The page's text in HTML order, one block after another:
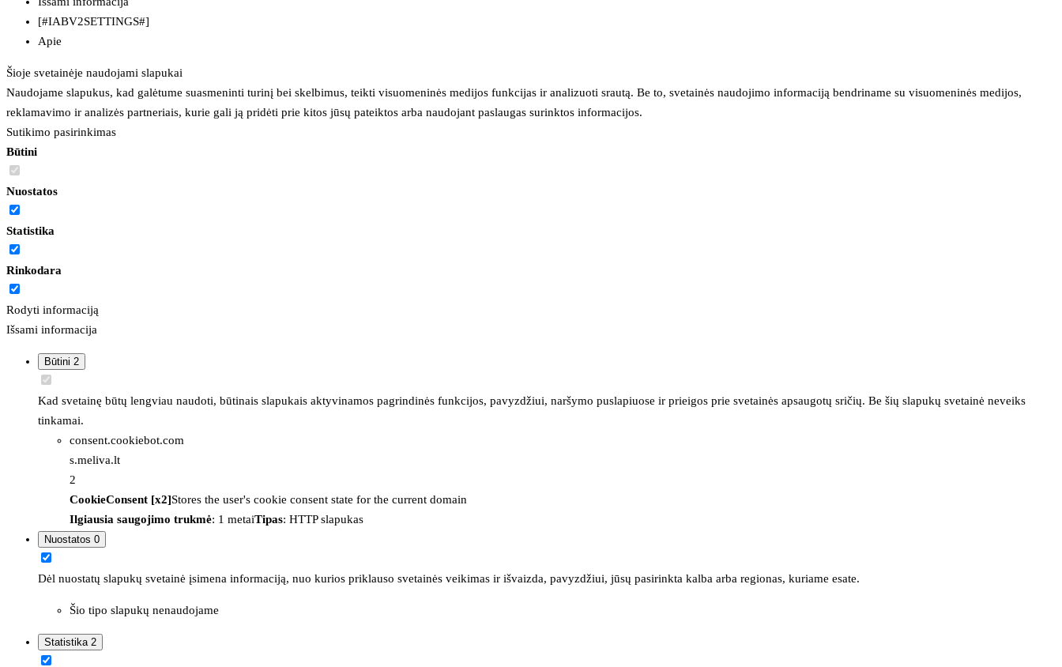
[#IABV2SETTINGS#]
Apie
Šioje svetainėje naudojami slapukai
Naudojame slapukus, kad galėtume suasmeninti turinį bei skelbimus, teikti visuomeninės medijos funkcijas ir analizuoti srautą. Be to, svetainės naudojimo informaciją bendriname su visuomeninės medijos,
reklamavimo ir analizės partneriais, kurie gali ją pridėti prie kitos jūsų pateiktos arba naudojant paslaugas surinktos informacijos.
Sutikimo pasirinkimas
Būtini
Nuostatos
Statistika
Rinkodara
Rodyti informaciją
Išsami informacija
Būtini 2
Kad svetainę būtų lengviau naudoti, būtinais slapukais aktyvinamos pagrindinės funkcijos, pavyzdžiui, naršymo puslapiuose ir prieigos prie svetainės apsaugotų sričių. Be šių slapukų svetainė neveiks
tinkamai.
consent.cookiebot.com
s.meliva.lt
2
CookieConsent [x2]Stores the user's cookie consent state for the current domain
Ilgiausia saugojimo trukmė: 1 metaiTipas: HTTP slapukas
Nuostatos 0
Dėl nuostatų slapukų svetainė įsimena informaciją, nuo kurios priklauso svetainės veikimas ir išvaizda, pavyzdžiui, jūsų pasirinkta kalba arba regionas, kuriame esate.
Šio tipo slapukų nenaudojame
Statistika 2